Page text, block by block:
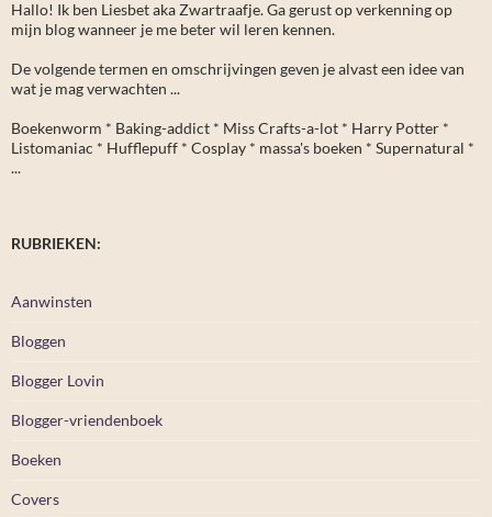
Hallo! Ik ben Liesbet aka Zwartraafje. Ga gerust op verkenning op
mijn blog wanneer je me beter wil leren kennen.
De volgende termen en omschrijvingen geven je alvast een idee van
wat je mag verwachten ...
Boekenworm * Baking-addict * Miss Crafts-a-lot * Harry Potter *
Listomaniac * Hufflepuff * Cosplay * massa's boeken * Supernatural *
...
RUBRIEKEN:
Aanwinsten
Bloggen
Blogger Lovin
Blogger-vriendenboek
Boeken
Covers